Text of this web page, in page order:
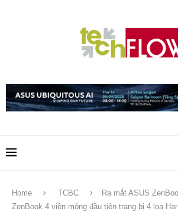
Home TCBC
Ra mắt ASUS
ZenBook 4 viền mỏng đầu tiên trang bị 4 loa